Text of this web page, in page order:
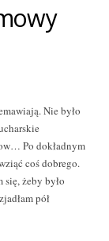
Nie było
Po dokładnym
coś dobrego.
się, żeby było
pół